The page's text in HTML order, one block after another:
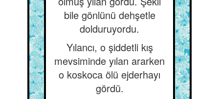
bile gönlünü dehşetle
dolduruyordu.
Yılancı, o şiddetli kış
mevsiminde yılan ararken
o koskoca ölü ejderhayı
gördü.